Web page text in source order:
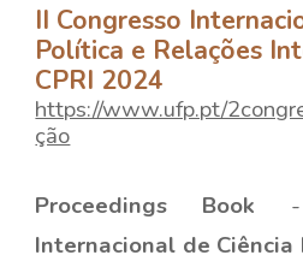
II Congresso
Política e Relações
CPRI 2024
https://www.ufp.pt/
ção
Proceedings Book
Internacional de